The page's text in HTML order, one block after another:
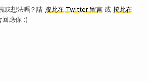
或想法嗎？請 按此在 Twitter 留言或 按此在
應你 :)